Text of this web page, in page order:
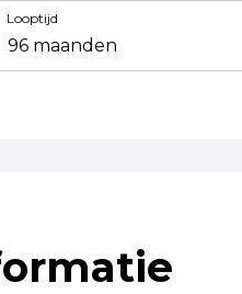
Looptijd